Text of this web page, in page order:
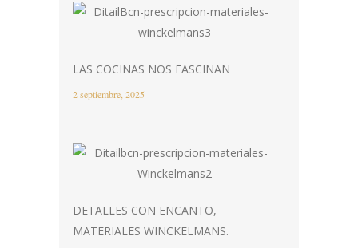
LAS COCINAS NOS FASCINAN
2 septiembre, 2025
DETALLES CON ENCANTO,
MATERIALES WINCKELMANS.